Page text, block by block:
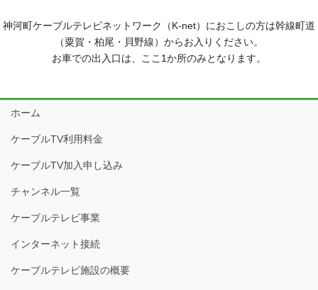
神河町ケーブルテレビネットワーク（K-net）におこしの方は幹線町道
（粟賀・柏尾・貝野線）からお入りください。
お車での出入口は、ここ1か所のみとなります。
ホーム
ケーブルTV利用料金
ケーブルTV加入申し込み
チャンネル一覧
ケーブルテレビ事業
インターネット接続
ケーブルテレビ施設の概要